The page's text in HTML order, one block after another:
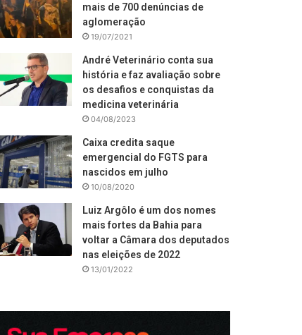
mais de 700 denúncias de
aglomeração
19/07/2021
André Veterinário conta sua
história e faz avaliação sobre
os desafios e conquistas da
medicina veterinária
04/08/2023
Caixa credita saque
emergencial do FGTS para
nascidos em julho
10/08/2020
Luiz Argôlo é um dos nomes
mais fortes da Bahia para
voltar a Câmara dos deputados
nas eleições de 2022
13/01/2022